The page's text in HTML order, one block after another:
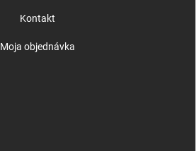
Kontakt
Moja objednávka